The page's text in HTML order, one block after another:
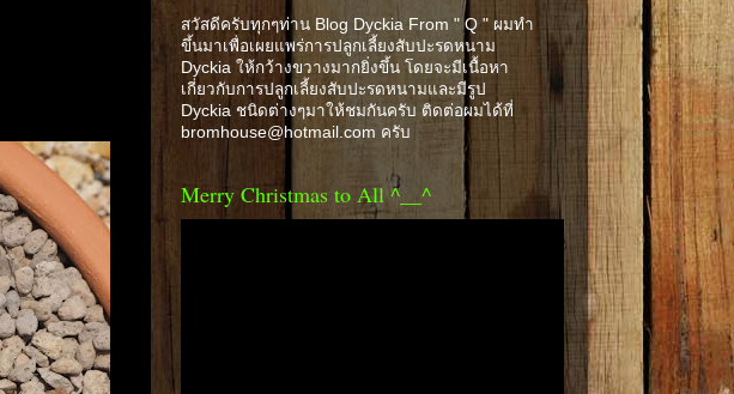
สวัสดีครับทุกๆท่าน Blog Dyckia From " Q " ผมทำ
ขึ้นมาเพื่อเผยแพร่การปลูกเลี้ยงสับปะรดหนาม
Dyckia ให้กว้างขวางมากยิ่งขึ้น โดยจะมีเนื้อหา
เกี่ยวกับการปลูกเลี้ยงสับปะรดหนามและมีรูป
Dyckia ชนิดต่างๆมาให้ชมกันครับ ติดต่อผมได้ที่
bromhouse@hotmail.com ครับ
Merry Christmas to All ^__^